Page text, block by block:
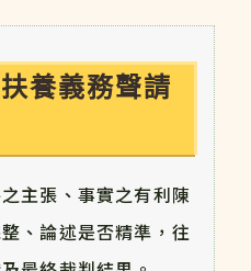
養義務聲請
主張、事實之有利陳
、論述是否精準，往